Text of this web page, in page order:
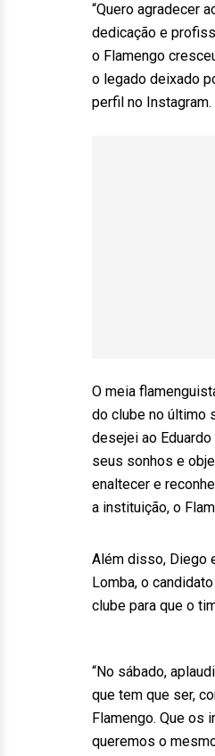
“Quero agradecer
dedicação e
o Flamengo
o legado deixado
perfil no Instagram.
O meia
do clube no último
desejei ao
seus sonhos e
enaltecer e
a instituição, o
Além disso, Diego
Lomba, o
clube para que o
“No sábado,
que tem que ser,
Flamengo. Que os
queremos o